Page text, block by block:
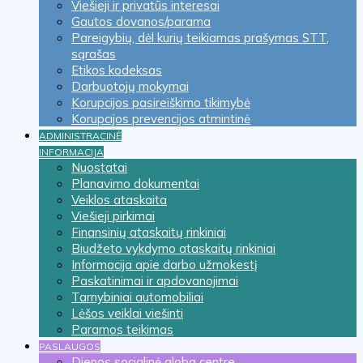
Viešieji ir privatūs interesai
Gautos dovanos/parama
Pareigybių, dėl kurių teikiamas prašymas STT,
sąrašas
Etikos kodeksas
Darbuotojų mokymai
Korupcijos pasireiškimo tikimybė
Korupcijos prevencijos atmintinė
ADMINISTRACINĖ
INFORMACIJA
Nuostatai
Planavimo dokumentai
Veiklos ataskaita
Viešieji pirkimai
Finansinių ataskaitų rinkiniai
Biudžeto vykdymo ataskaitų rinkiniai
Informacija apie darbo užmokestį
Paskatinimai ir apdovanojimai
Tarnybiniai automobiliai
Lėšos veiklai viešinti
Paramos teikimas
PASLAUGOS